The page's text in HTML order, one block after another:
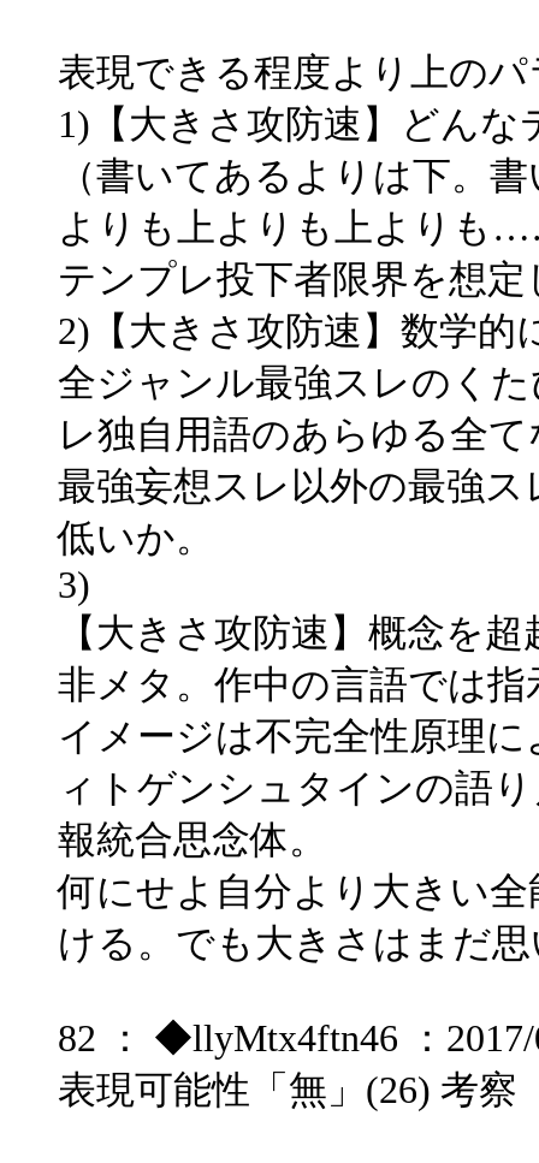
表現できる程度より上の
1)【大きさ攻防速】どん
（書いてあるよりは下。
よりも上よりも上よりも
テンプレ投下者限界を想
2)【大きさ攻防速】数学的
全ジャンル最強スレのく
レ独自用語のあらゆる全
最強妄想スレ以外の最強
低いか。
3)
【大きさ攻防速】概念を
非メタ。作中の言語では
イメージは不完全性原理
ィトゲンシュタインの語
報統合思念体。
何にせよ自分より大きい
ける。でも大きさはまだ
82 ： ◆llyMtx4ftn46 ：2017/
表現可能性「無」(26) 考察